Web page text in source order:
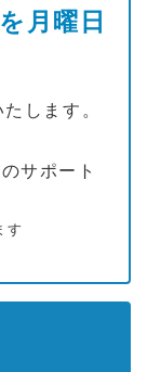
月曜日
します。
サポート
す